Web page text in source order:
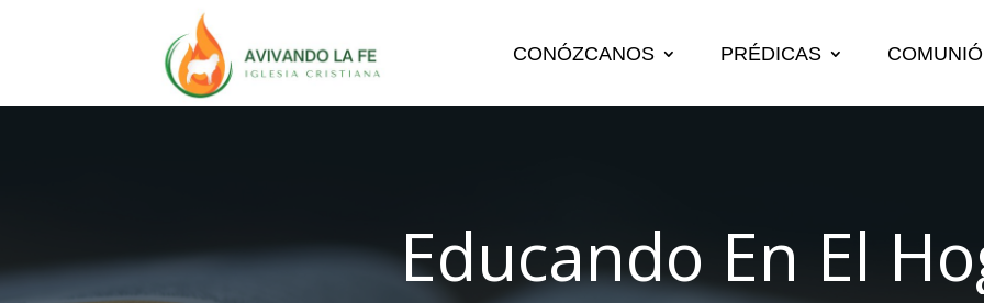
CONÓZCANOS PRÉDICAS
Educando En El